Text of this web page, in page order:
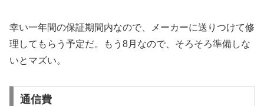
幸い一年間の保証期間内なので、メーカーに送りつけて修
理してもらう予定だ。もう8月なので、そろそろ準備しな
いとマズい。
通信費